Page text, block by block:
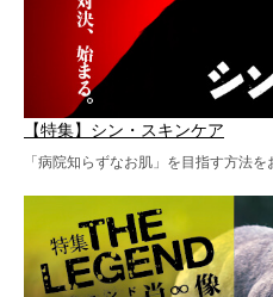
【特集】シン・スキンケア
「病院知らずなお肌」を目指す方法を